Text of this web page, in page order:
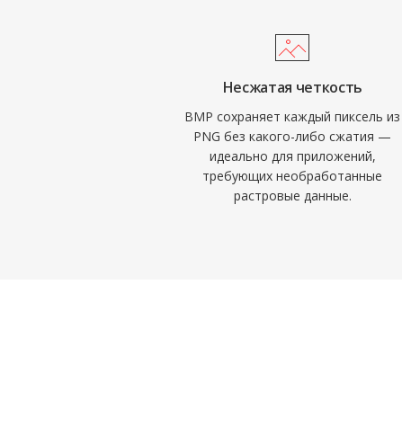
Несжатая четкость
BMP сохраняет каждый пиксель из
PNG без какого-либо сжатия —
идеально для приложений,
требующих необработанные
растровые данные.